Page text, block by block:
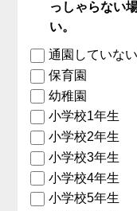
っしゃらない
い。
通園していな
保育園
幼稚園
小学校1年生
小学校2年生
小学校3年生
小学校4年生
小学校5年生